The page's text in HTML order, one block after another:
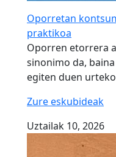
Oporretan
praktikoa
Oporren etorrera
sinonimo da,
egiten duen
Zure eskubideak
Uztailak 10, 2026